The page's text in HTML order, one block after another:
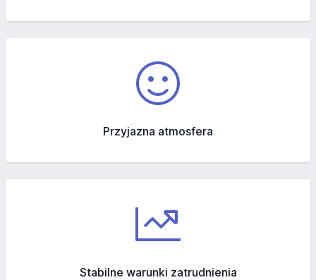
Przyjazna atmosfera
Stabilne warunki zatrudnienia